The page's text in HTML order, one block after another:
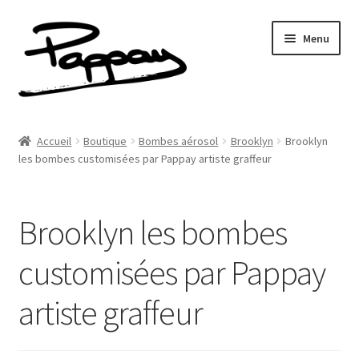
Aller
navigation
Aller
au
contenu
Menu
Réalisations
Contact
Newsletter
Shop
Accueil Boutique Bombes aérosol Brooklyn
Brooklyn
les bombes customisées par Pappay artiste graffeur
Brooklyn les bombes
customisées par Pappay
artiste graffeur